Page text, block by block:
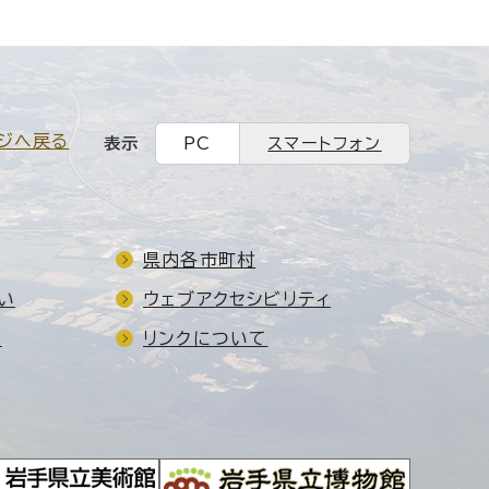
へ戻る 表示 PC スマートフォン
県内各市町村
ウェブアクセシビリティ
リンクについて